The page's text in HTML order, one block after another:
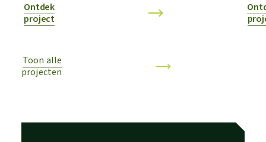
Ontdek
project
Toon alle
projecten